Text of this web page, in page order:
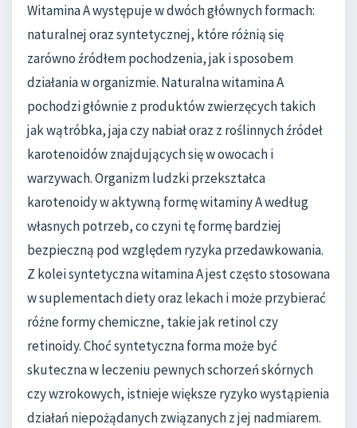
Witamina A występuje w dwóch głównych formach:
naturalnej oraz syntetycznej, które różnią się
zarówno źródłem pochodzenia, jak i sposobem
działania w organizmie. Naturalna witamina A
pochodzi głównie z produktów zwierzęcych takich
jak wątróbka, jaja czy nabiał oraz z roślinnych źródeł
karotenoidów znajdujących się w owocach i
warzywach. Organizm ludzki przekształca
karotenoidy w aktywną formę witaminy A według
własnych potrzeb, co czyni tę formę bardziej
bezpieczną pod względem ryzyka przedawkowania.
Z kolei syntetyczna witamina A jest często stosowana
w suplementach diety oraz lekach i może przybierać
różne formy chemiczne, takie jak retinol czy
retinoidy. Choć syntetyczna forma może być
skuteczna w leczeniu pewnych schorzeń skórnych
czy wzrokowych, istnieje większe ryzyko wystąpienia
działań niepożądanych związanych z jej nadmiarem.